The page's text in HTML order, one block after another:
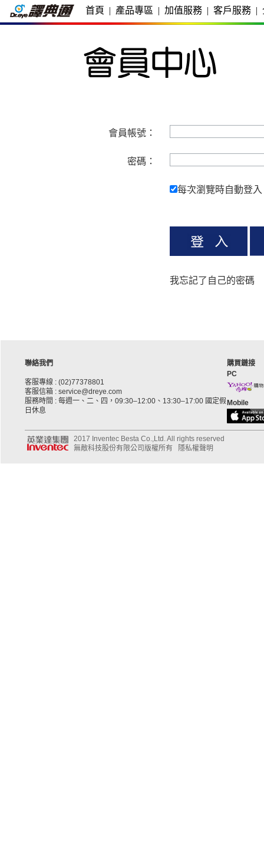
首頁 | 產品專區 | 加值服務 | 客戶服務 |
會員帳號：
密碼：
每次瀏覽時自動登入
我忘記了自己的密碼
聯絡我們
客服專線 : (02)77378801
客服信箱 : service@dreye.com
服務時間 : 每週一、二、四，09:30–12:00、13:30–17:00 國定假
日休息
購買鏈接
PC
Mobile
2017 Inventec Besta Co.,Ltd. All rights reserved
無敵科技股份有限公司版權所有
隱私權聲明